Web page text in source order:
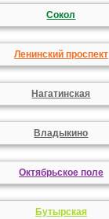
Сокол
Ленинский проспект
Нагатинская
Владыкино
Октябрьское поле
Бутырская